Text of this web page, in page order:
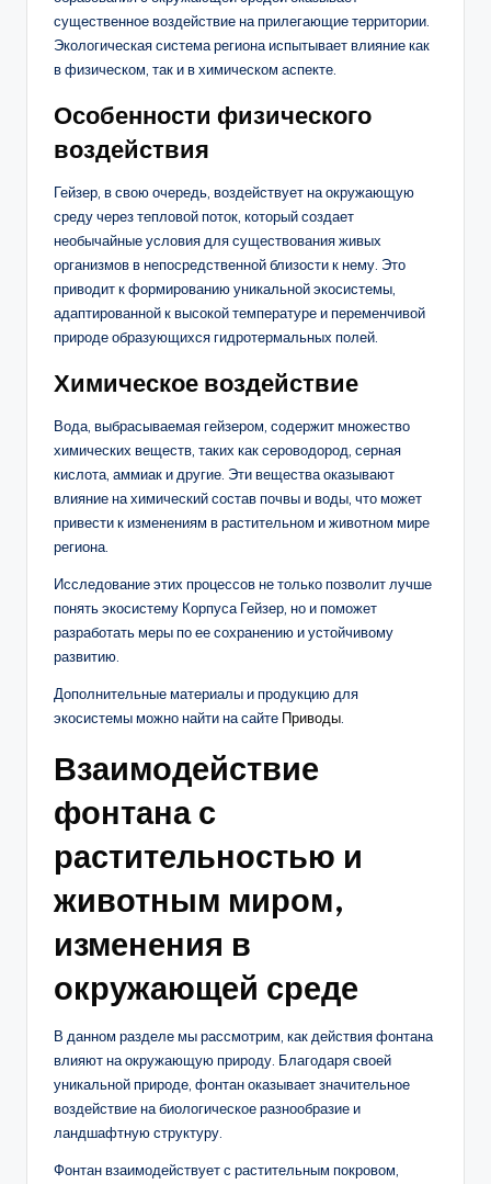
существенное воздействие на прилегающие территории.
Экологическая система региона испытывает влияние как
в физическом, так и в химическом аспекте.
Особенности физического
воздействия
Гейзер, в свою очередь, воздействует на окружающую
среду через тепловой поток, который создает
необычайные условия для существования живых
организмов в непосредственной близости к нему. Это
приводит к формированию уникальной экосистемы,
адаптированной к высокой температуре и переменчивой
природе образующихся гидротермальных полей.
Химическое воздействие
Вода, выбрасываемая гейзером, содержит множество
химических веществ, таких как сероводород, серная
кислота, аммиак и другие. Эти вещества оказывают
влияние на химический состав почвы и воды, что может
привести к изменениям в растительном и животном мире
региона.
Исследование этих процессов не только позволит лучше
понять экосистему Корпуса Гейзер, но и поможет
разработать меры по ее сохранению и устойчивому
развитию.
Дополнительные материалы и продукцию для
экосистемы можно найти на сайте Приводы
Взаимодействие
фонтана с
растительностью и
животным миром,
изменения в
окружающей среде
В данном разделе мы рассмотрим, как действия фонтана
влияют на окружающую природу. Благодаря своей
уникальной природе, фонтан оказывает значительное
воздействие на биологическое разнообразие и
ландшафтную структуру.
Фонтан взаимодействует с растительным покровом,